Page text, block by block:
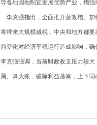
导各地因地制宜发展优势产业，增
李克强指出，全面推开营改增、加
将带来大规模减税，中央和地方都
局变化对经济平稳运行造成影响，
李克强强调，当前财政收支压力较
局、算大账，破除利益藩篱，上下